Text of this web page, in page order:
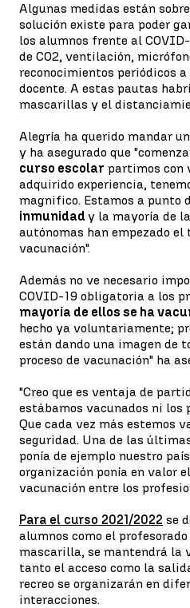
Algunas medidas están
solución existe para poder
los alumnos frente al
de CO2, ventilación,
reconocimientos periódicos
docente. A estas pautas
mascarillas y el
Alegría ha querido mandar
y ha asegurado que
curso escolar partimos con
adquirido experiencia,
magnifico. Estamos a punto
inmunidad y la mayoría de
autónomas han empezado el
vacunación".
Además no ve necesario
COVID-19 obligatoria a los
mayoría de ellos se ha
hecho ya voluntariamente;
están dando una imagen de
proceso de vacunación" ha
"Creo que es ventaja de
estábamos vacunados ni los
Que cada vez más estemos
seguridad. Una de las
ponía de ejemplo nuestro
organización ponía en valor
vacunación entre los
Para el curso 2021/2022 se
alumnos como el
mascarilla, se mantendrá la
tanto el acceso como la
recreo se organizarán en
interacciones.